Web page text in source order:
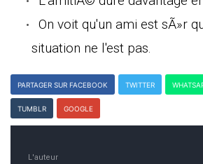
On voit qu'un ami est sÃ»r
situation ne l'est pas.
PARTAGER SUR FACEBOOK TWITTER
TUMBLR GOOGLE
L'auteur